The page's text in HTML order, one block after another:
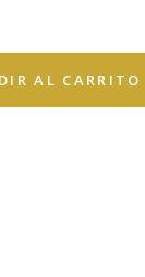
AL CARRITO